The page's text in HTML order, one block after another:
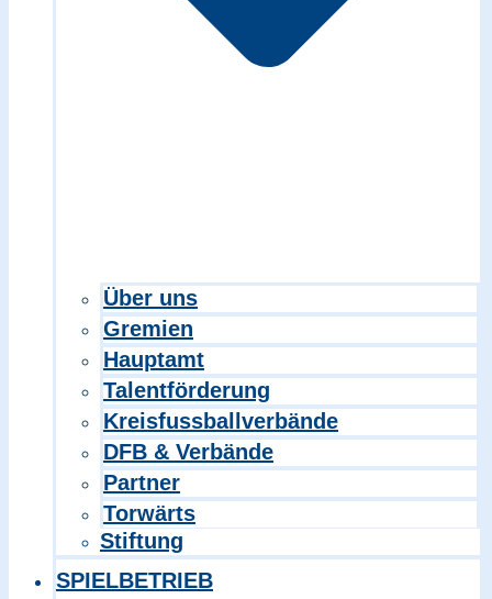
Über uns
Gremien
Hauptamt
Talentförderung
Kreisfussballverbände
DFB & Verbände
Partner
Torwärts
Stiftung
SPIELBETRIEB